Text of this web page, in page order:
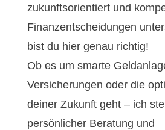
zukunftsorientiert und
Finanzentscheidungen
bist du hier genau richtig!
Ob es um smarte
Versicherungen oder die
deiner Zukunft geht – ich
persönlicher Beratung und